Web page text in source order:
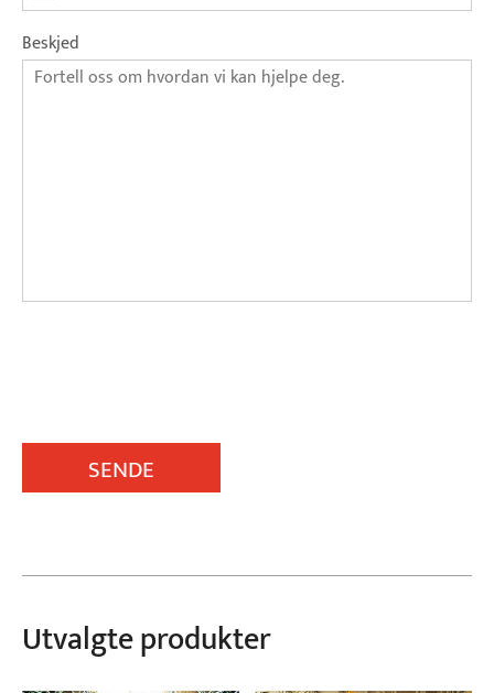
Beskjed
SENDE
Utvalgte produkter